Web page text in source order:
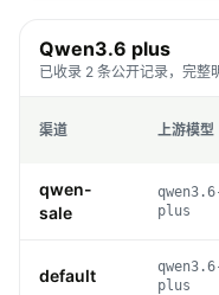
Qwen3.6 plus
已收录 2 条公开记录，完整
渠道 上游模型
qwen-
sale
plus
default
plus